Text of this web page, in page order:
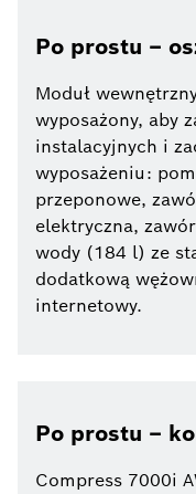
Po prostu –
Moduł
wyposażony, aby
instalacyjnych i
wyposażeniu:
przeponowe,
elektryczna,
wody (184 l) ze
dodatkową
internetowy.
Po prostu –
Compress 7000i